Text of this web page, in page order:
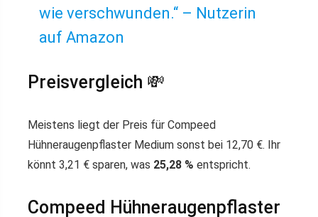
wie verschwunden.“ – Nutzerin
auf Amazon
Preisvergleich 💸
Meistens liegt der Preis für Compeed
Hühneraugenpflaster Medium sonst bei 12,70 €. Ihr
könnt 3,21 € sparen, was 25,28 % entspricht.
Compeed Hühneraugenpflaster